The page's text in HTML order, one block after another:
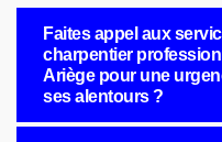
Faites appel aux
charpentier
Ariège pour une
ses alentours ?